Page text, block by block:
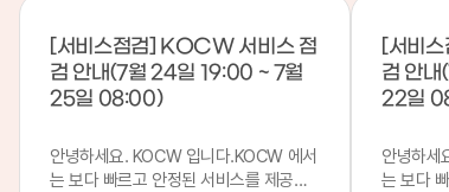
[서비스점검] KOCW 서비스 점
검 안내(7월 24일 19:00 ~ 7월
25일 08:00)
안녕하세요. KOCW 입니다.KOCW 에서
는 보다 빠르고 안정된 서비스를 제공하
[서비
검 안
22일
안녕하세
는 보다